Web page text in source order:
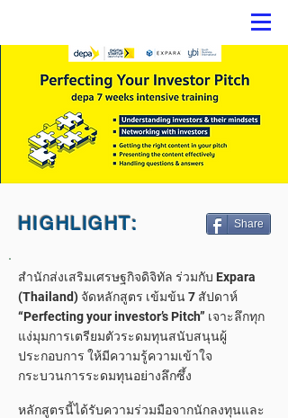
HIGHLIGHT: Share
สำนักส่งเสริมเศรษฐกิจดิจิทัล ร่วมกับ Expara
(Thailand) จัดหลักสูตร เข้มข้น 7 สัปดาห์
“Perfecting your investor’s Pitch” เจาะลึกทุก
แง่มุมการเตรียมตัวระดมทุนสนับสนุนผู้
ประกอบการ ให้มีความรู้ความเข้าใจ
กระบวนการระดมทุนอย่างลึกซึ้ง
หลักสูตรนี้ได้รับความร่วมมือจากนักลงทุนและ